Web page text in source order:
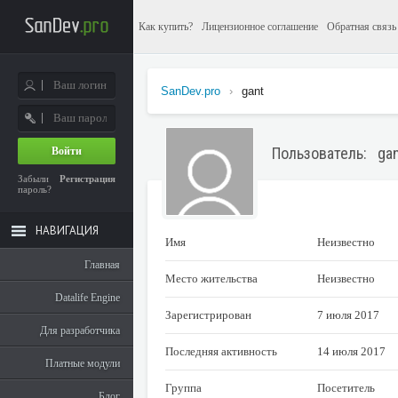
Как купить? Лицензионное соглашение Обратная связь
SanDev.pro › gant
Пользователь:
Имя Неизвестно
Место жительства Неизвестно
Зарегистрирован 7 июля 2017
Последняя активность 14 июля 2017
Группа Посетитель
Войти
Регистрация
Забыли
пароль?
НАВИГАЦИЯ
Главная
Datalife Engine
Для разработчика
Платные модули